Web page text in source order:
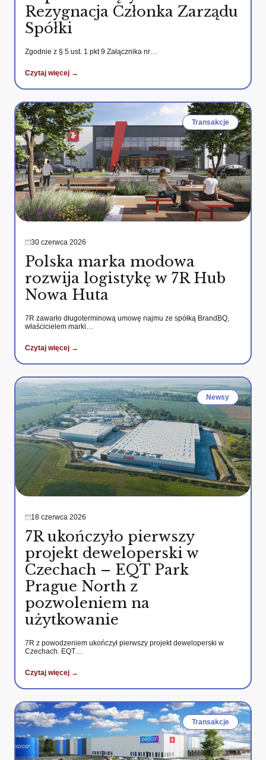
Rezygnacja Członka Zarządu
Spółki
Zgodnie z § 5 ust. 1 pkt 9 Załącznika nr…
Czytaj więcej →
Transakcje
30 czerwca 2026
Polska marka modowa
rozwija logistykę w 7R Hub
Nowa Huta
7R zawarło długoterminową umowę najmu ze spółką BrandBQ,
właścicielem marki…
Czytaj więcej →
Newsy
18 czerwca 2026
7R ukończyło pierwszy
projekt deweloperski w
Czechach – EQT Park
Prague North z
pozwoleniem na
użytkowanie
7R z powodzeniem ukończył pierwszy projekt deweloperski w
Czechach. EQT…
Czytaj więcej →
Transakcje